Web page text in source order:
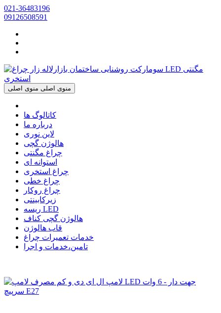
021-36483196
09126508591
منوی اصلی منوی اصلی
کاتالوگ ها
درباره ما
لاین نوری
هالوژن گچی
چراغ مگنتی
استوانه ای
چراغ استخری
چراغ خطی
چراغ روکار
زیرکابینتی
ریسه LED
هالوژن گچی کناف
قاب هالوژن
خدمات تعمیرات چراغ
تامین،خدمات و اجرا